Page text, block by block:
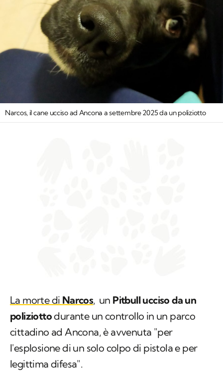
Narcos, il cane ucciso ad Ancona a settembre 2025 da un poliziotto
La morte di Narcos, un Pitbull ucciso da un
poliziottodurante un controllo in un parco
cittadino ad Ancona, è avvenuta "per
l'esplosione di un solo colpo di pistola e per
legittima difesa".